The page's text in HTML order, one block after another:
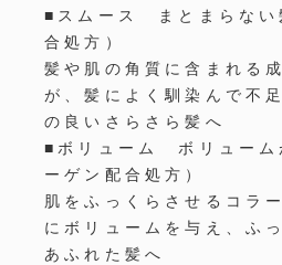
■ スムース まとまらない
合処方）
髪や肌の角質に含まれる
が、髪によく馴染んで不
の良いさらさら髪へ
■ ボリューム ボリューム
ーゲン配合処方）
肌をふっくらさせるコラ
にボリュームを与え、ふ
あふれた髪へ